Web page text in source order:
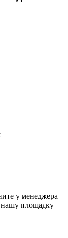
у менеджера
нашу площадку